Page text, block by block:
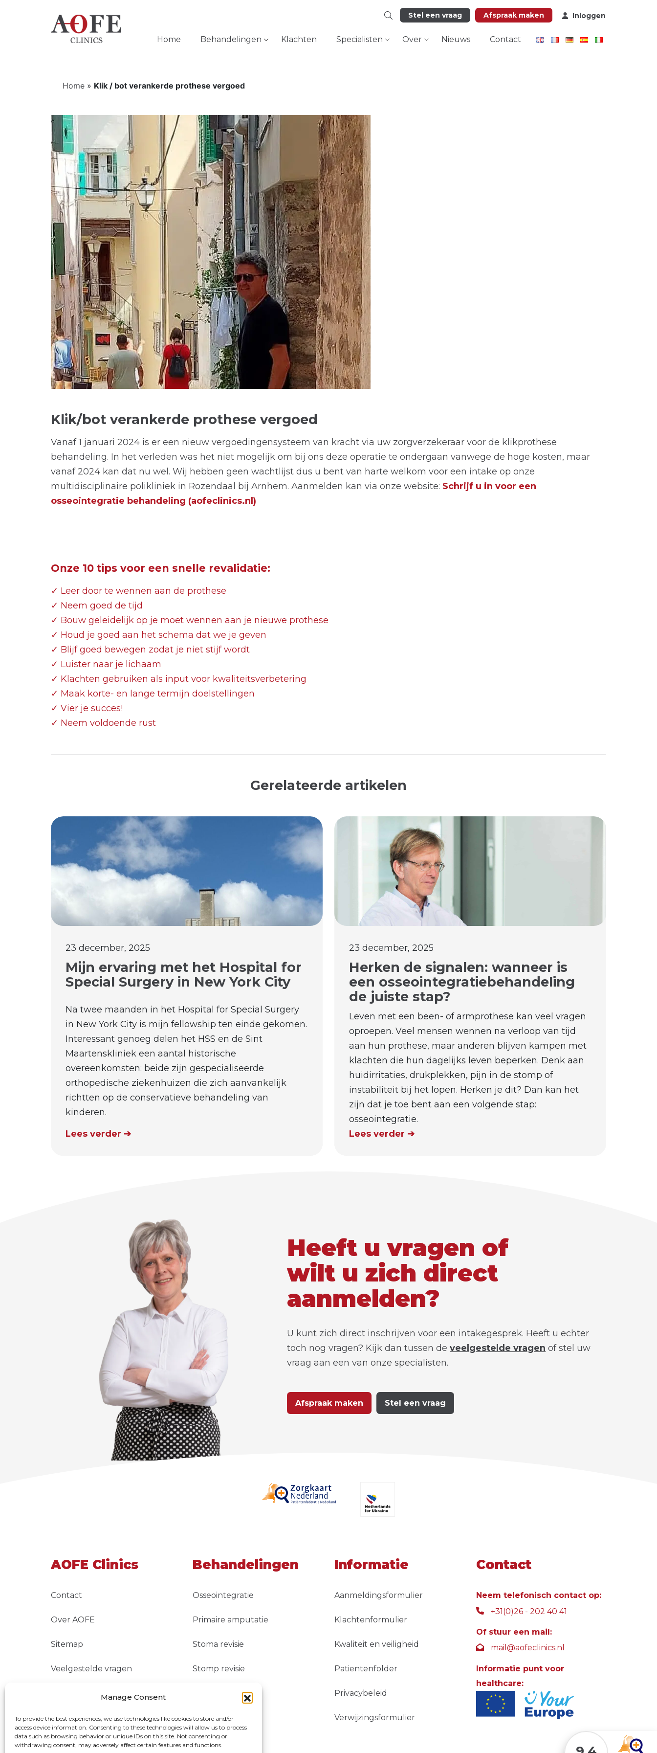
Manage Consent
To provide the best experiences, we use technologies like cookies to store and/or
access device information. Consenting to these technologies will allow us to process
data such as browsing behavior or unique IDs on this site. Not consenting or
withdrawing consent, may adversely affect certain features and functions.
Stel een vraag Afspraak maken Inloggen
Home Behandelingen Klachten Specialisten Over Nieuws Contact
Home » Klik / bot verankerde prothese vergoed
Klik/bot verankerde prothese vergoed
Vanaf 1 januari 2024 is er een nieuw vergoedingensysteem van kracht via uw zorgverzekeraar voor de klikprothese
behandeling. In het verleden was het niet mogelijk om bij ons deze operatie te ondergaan vanwege de hoge kosten, maar
vanaf 2024 kan dat nu wel. Wij hebben geen wachtlijst dus u bent van harte welkom voor een intake op onze
multidisciplinaire polikliniek in Rozendaal bij Arnhem. Aanmelden kan via onze website: Schrijf u in voor een
osseointegratie behandeling (aofeclinics.nl)
Onze 10 tips voor een snelle revalidatie:
✓ Leer door te wennen aan de prothese
✓ Neem goed de tijd
✓ Bouw geleidelijk op je moet wennen aan je nieuwe prothese
✓ Houd je goed aan het schema dat we je geven
✓ Blijf goed bewegen zodat je niet stijf wordt
✓ Luister naar je lichaam
✓ Klachten gebruiken als input voor kwaliteitsverbetering
✓ Maak korte- en lange termijn doelstellingen
✓ Vier je succes!
✓ Neem voldoende rust
Gerelateerde artikelen
23 december, 2025
Mijn ervaring met het Hospital for
Special Surgery in New York City
Na twee maanden in het Hospital for Special Surgery
in New York City is mijn fellowship ten einde gekomen.
Interessant genoeg delen het HSS en de Sint
Maartenskliniek een aantal historische
overeenkomsten: beide zijn gespecialiseerde
orthopedische ziekenhuizen die zich aanvankelijk
richtten op de conservatieve behandeling van
kinderen.
Lees verder ➔
23 december, 2025
Herken de signalen: wanneer is
een osseointegratiebehandeling
de juiste stap?
Leven met een been- of armprothese kan veel vragen
oproepen. Veel mensen wennen na verloop van tijd
aan hun prothese, maar anderen blijven kampen met
klachten die hun dagelijks leven beperken. Denk aan
huidirritaties, drukplekken, pijn in de stomp of
instabiliteit bij het lopen. Herken je dit? Dan kan het
zijn dat je toe bent aan een volgende stap:
osseointegratie.
Lees verder ➔
Heeft u vragen of
wilt u zich direct
aanmelden?
U kunt zich direct inschrijven voor een intakegesprek. Heeft u echter
toch nog vragen? Kijk dan tussen deveelgestelde vragen of stel uw
vraag aan een van onze specialisten.
Afspraak maken Stel een vraag
AOFE Clinics
Contact
Over AOFE
Sitemap
Veelgestelde vragen
Vergoedingen
Behandelingen
Osseointegratie
Primaire amputatie
Stoma revisie
Stomp revisie
Informatie
Aanmeldingsformulier
Klachtenformulier
Kwaliteit en veiligheid
Patientenfolder
Privacybeleid
Verwijzingsformulier
Contact
Neem telefonisch contact op:
+31(0)26 - 202 40 41
Of stuur een mail:
mail@aofeclinics.nl
Informatie punt voor
healthcare: